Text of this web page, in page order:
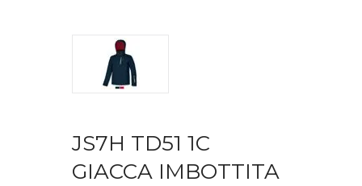
JS7H TD51 1C
GIACCA IMBOTTITA